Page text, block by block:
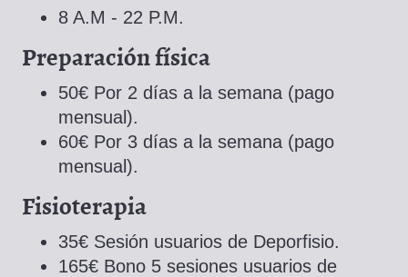
8 A.M - 22 P.M.
Preparación física
50€ Por 2 días a la semana (pago
mensual).
60€ Por 3 días a la semana (pago
mensual).
Fisioterapia
35€ Sesión usuarios de Deporfisio.
165€ Bono 5 sesiones usuarios de